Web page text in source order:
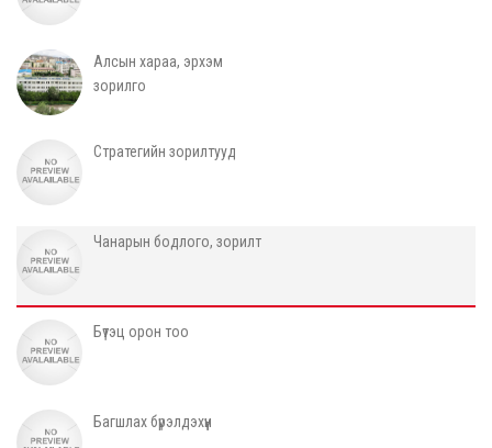
Алсын хараа, эрхэм
зорилго
Стратегийн зорилтууд
Чанарын бодлого, зорилт
Бүтэц орон тоо
Багшлах бүрэлдэхүүн